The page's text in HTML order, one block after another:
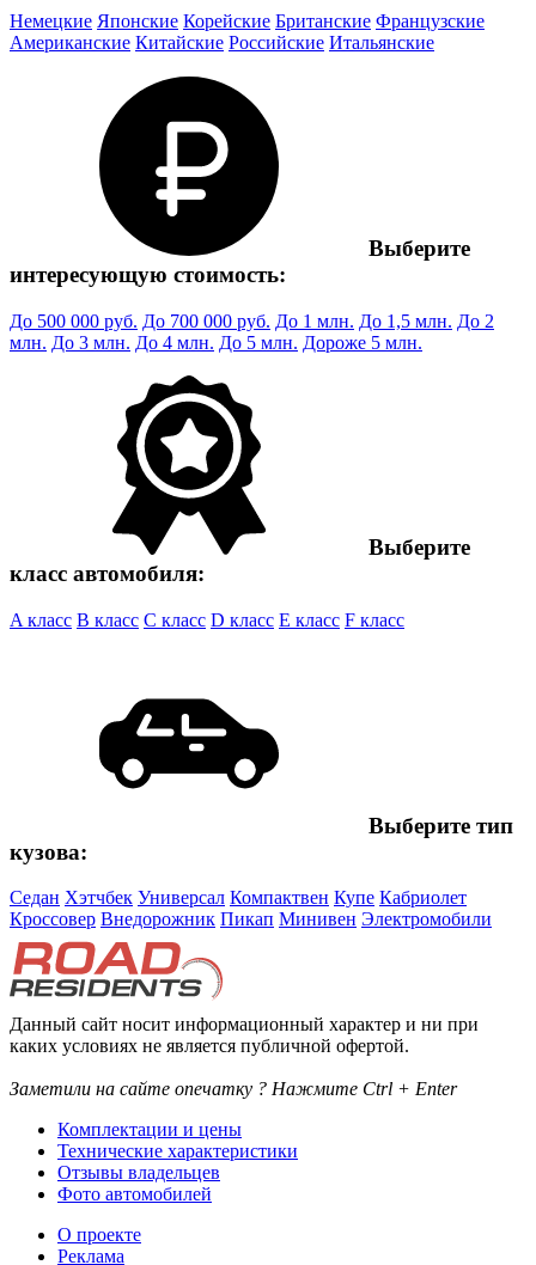
Немецкие Японские Корейские Британские Французские
Американские Китайские Российские Итальянские
Выберите
интересующую стоимость:
До 500 000 руб. До 700 000 руб. До 1 млн. До 1,5 млн. До 2
млн. До 3 млн. До 4 млн. До 5 млн. Дороже 5 млн.
Выберите
класс автомобиля:
A класс B класс C класс D класс E класс F класс
Выберите тип
кузова:
Седан Хэтчбек Универсал Компактвен Купе Кабриолет
Кроссовер Внедорожник Пикап Минивен Электромобили
Данный сайт носит информационный характер и ни при
каких условиях не является публичной офертой.
Заметили на сайте опечатку ? Нажмите Ctrl + Enter
Комплектации и цены
Технические характеристики
Отзывы владельцев
Фото автомобилей
О проекте
Реклама